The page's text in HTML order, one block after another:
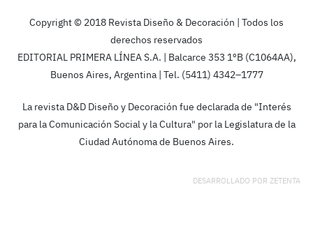
Copyright © 2018 Revista Diseño & Decoración | Todos los
derechos reservados
EDITORIAL PRIMERA LÍNEA S.A. | Balcarce 353 1ºB (C1064AA),
Buenos Aires, Argentina | Tel. (5411) 4342–1777
La revista D&D Diseño y Decoración fue declarada de "Interés
para la Comunicación Social y la Cultura" por la Legislatura de la
Ciudad Autónoma de Buenos Aires.
DESARROLLADO PORZETENTA